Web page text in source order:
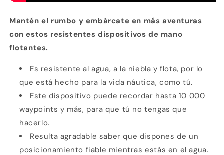
Mantén el rumbo y embárcate en más aventuras
con estos resistentes dispositivos de mano
flotantes.
Es resistente al agua, a la niebla y flota, por lo
que está hecho para la vida náutica, como tú.
Este dispositivo puede recordar hasta 10 000
waypoints y más, para que tú no tengas que
hacerlo.
Resulta agradable saber que dispones de un
posicionamiento fiable mientras estás en el agua.